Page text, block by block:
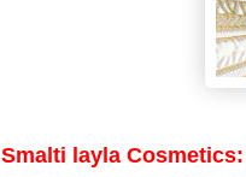
Smalti layla